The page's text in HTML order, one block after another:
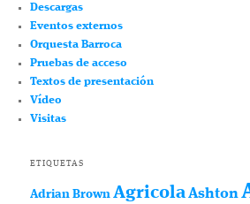
Descargas
Eventos externos
Orquesta Barroca
Pruebas de acceso
Textos de presentación
Vídeo
Visitas
ETIQUETAS
Adrian Brown AgricolaAshton